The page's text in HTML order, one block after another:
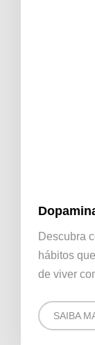
Descubra
hábitos
de viver
SAIBA